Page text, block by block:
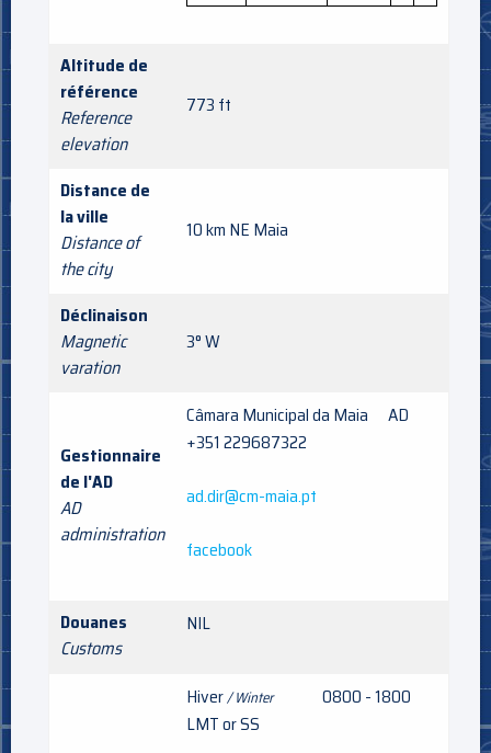
Altitude de
référence
Reference
elevation
773 ft
Distance de
la ville
Distance of
the city
10 km NE Maia
Déclinaison
Magnetic
varation
3° W
Gestionnaire
de l'AD
AD
administration
Câmara Municipal da Maia AD
+351 229687322
ad.dir@cm-maia.pt
facebook
Douanes
Customs
NIL
Hiver/ Winter 0800 - 1800
LMT or SS